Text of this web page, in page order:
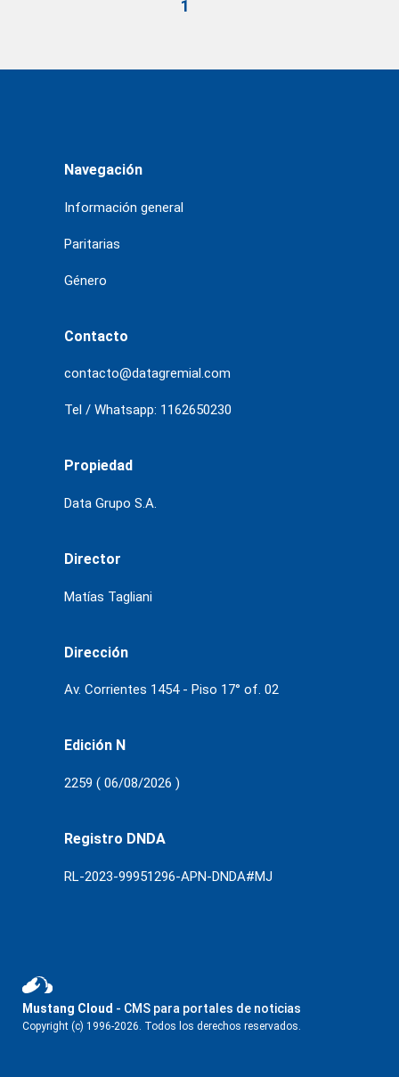
1
Navegación
Información general
Paritarias
Género
Contacto
contacto@datagremial.com
Tel / Whatsapp: 1162650230
Propiedad
Data Grupo S.A.
Director
Matías Tagliani
Dirección
Av. Corrientes 1454 - Piso 17° of. 02
Edición N
2259 ( 06/08/2026 )
Registro DNDA
RL-2023-99951296-APN-DNDA#MJ
Mustang Cloud - CMS para portales de noticias
Copyright (c) 1996-2026. Todos los derechos reservados.